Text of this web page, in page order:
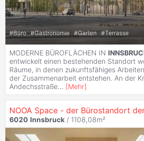
#Büro #Gastronomie #Garten #Terrasse
MODERNE BÜROFLÄCHEN IN
entwickelt einen bestehenden Standort
Räume, in denen zukunftsfähiges
der Zusammenarbeit entstehen. An der
Andechsstraße... [Mehr]
6020 Innsbruck / 1108,08m²